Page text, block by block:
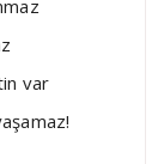
var